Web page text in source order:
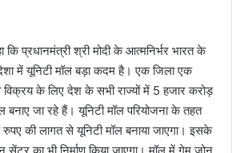
कि प्रधानमंत्री श्री मोदी के आत्मनिर्भर भारत के
में यूनिटी मॉल बड़ा कदम है। एक जिला एक
विक्रय के लिए देश के सभी राज्यों में 5 हजार करोड़
बनाए जा रहे हैं। यूनिटी मॉल परियोजना के तहत
की लागत से यूनिटी मॉल बनाया जाएगा। इसके